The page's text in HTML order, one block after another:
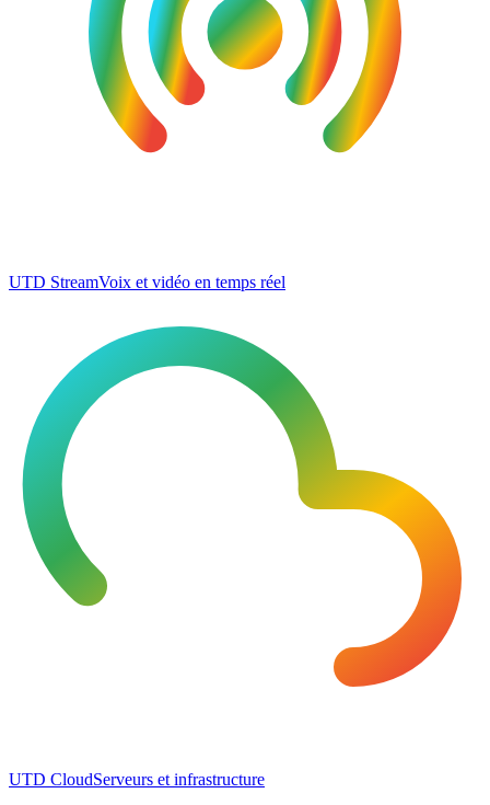
UTD StreamVoix et vidéo en temps réel
UTD CloudServeurs et infrastructure